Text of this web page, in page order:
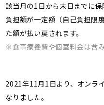
該当月の1日から末日までに
負担額が一定額（自己負担限
た額が払い戻されます。
※食事療養費や個室料金は含み
2021年11月1日より、オンラ
なりました。